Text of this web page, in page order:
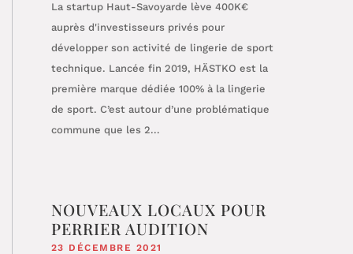
La startup Haut-Savoyarde lève 400K€
auprès d'investisseurs privés pour
développer son activité de lingerie de sport
technique. Lancée fin 2019, HÄSTKO est la
première marque dédiée 100% à la lingerie
de sport. C’est autour d’une problématique
commune que les 2...
NOUVEAUX LOCAUX POUR
PERRIER AUDITION
23 DÉCEMBRE 2021